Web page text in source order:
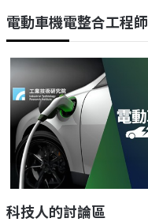
電動車機電整合工程師
科技人的討論區